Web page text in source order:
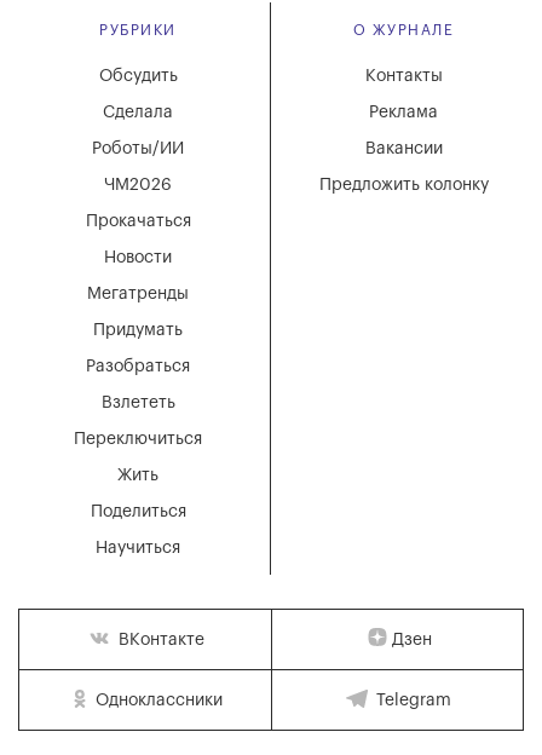
РУБРИКИ
Мегатренды
Придумать
Разобраться
Взлететь
Новости
Переключиться
Жить
Поделиться
Научиться
Обсудить
Сделала
Роботы/ИИ
ЧМ2026
Прокачаться
О ЖУРНАЛЕ
Вакансии
Реклама
Контакты
Предложить колонку
ВКонтакте Дзен
Одноклассники Telegram